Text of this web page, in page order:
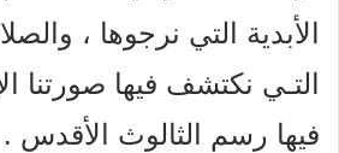
الأبدية التي نرجوها ،
التـي نكتشف فيها صورتنا
فيها رسم الثالوث الأقدس